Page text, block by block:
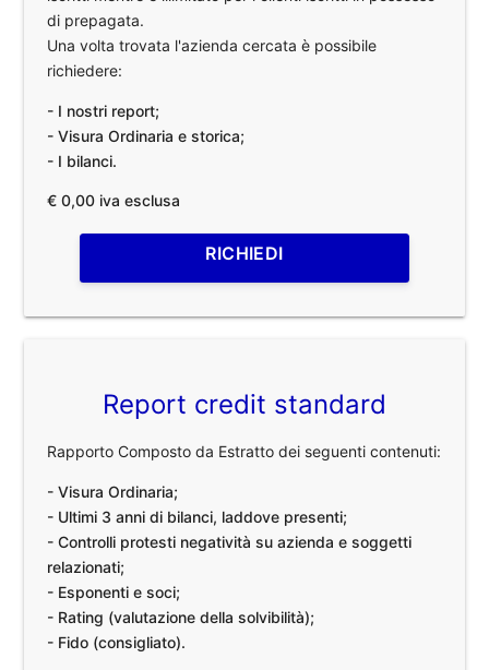
di prepagata.
Una volta trovata l'azienda cercata è possibile
richiedere:
- I nostri report;
- Visura Ordinaria e storica;
- I bilanci.
€ 0,00 iva esclusa
RICHIEDI
Report credit standard
Rapporto Composto da Estratto dei seguenti contenuti:
- Visura Ordinaria;
- Ultimi 3 anni di bilanci, laddove presenti;
- Controlli protesti negatività su azienda e soggetti
relazionati;
- Esponenti e soci;
- Rating (valutazione della solvibilità);
- Fido (consigliato).